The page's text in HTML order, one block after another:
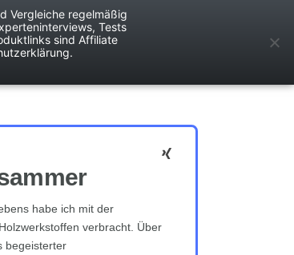
habe ich mit der
verbracht. Über
begeisterter
Vergleiche regelmäßig
Tests
sind Affiliate